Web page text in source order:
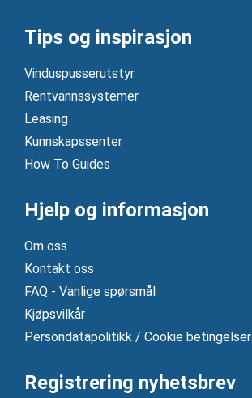
Tips og inspirasjon
Vinduspusserutstyr
Rentvannssystemer
Leasing
Kunnskapssenter
How To Guides
Hjelp og informasjon
Om oss
Kontakt oss
FAQ - Vanlige spørsmål
Kjøpsvilkår
Persondatapolitikk / Cookie betingelser
Registrering nyhetsbrev